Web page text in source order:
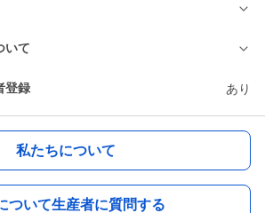
いて
登録 あり
私たちについて
ついて生産者に質問する